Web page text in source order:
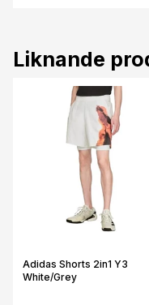
Liknande
Adidas Shorts 2in1 Y3
White/Grey